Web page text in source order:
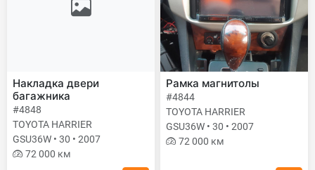
Накладка двери
багажника
#4848
TOYOTA HARRIER
GSU36W • 30 • 2007
72 000 км
Рамка магнитолы
#4844
TOYOTA HARRIER
GSU36W • 30 • 2007
72 000 км